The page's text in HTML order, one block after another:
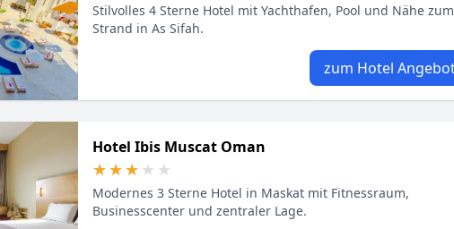
Stilvolles 4 Sterne Hotel mit Yachthafen, Pool und Nähe zum
Strand in As Sifah.
zum Hotel
Hotel Ibis Muscat Oman
★★★★★
★★★★★
Modernes 3 Sterne Hotel in Maskat mit Fitnessraum,
Businesscenter und zentraler Lage.